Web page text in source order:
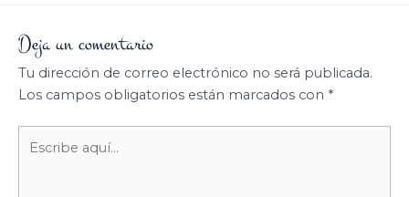
Deja un comentario
Tu dirección de correo electrónico no será publicada.
Los campos obligatorios están marcados con *
aquí...